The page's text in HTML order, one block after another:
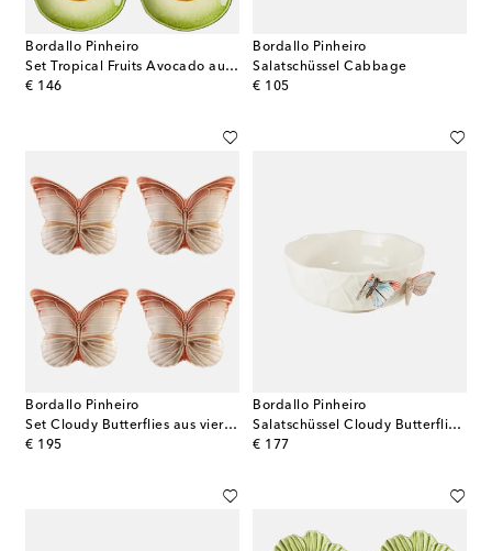
Bordallo Pinheiro
Set Tropical Fruits Avocado aus vier Desserttellern
€ 146
original price
Bordallo Pinheiro
Salatschüssel Cabbage
€ 105
original price
Bordallo Pinheiro
Set Cloudy Butterflies aus vier Brottellern by Claudia Schiffer
€ 195
original price
Bordallo Pinheiro
Salatschüssel Cloudy Butterflies by Claudia Schiffer
€ 177
original price